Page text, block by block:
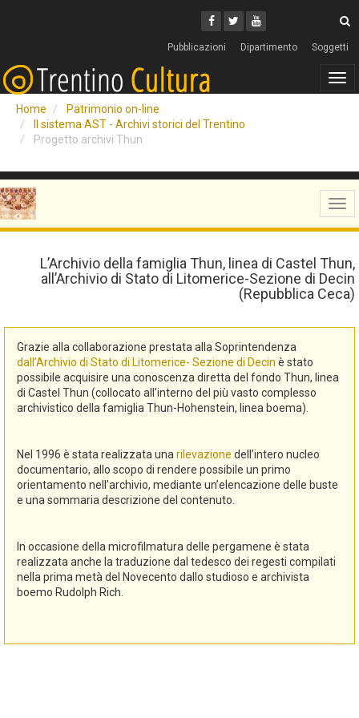
Facebook
Twitter
Youtube
Pubblicazioni Dipartimento Soggetti
Home
Patrimonio on-line
Il sistema AST - Archivi storici del Trentino
Progetto archivi Thun
L’Archivio della famiglia Thun, linea di Castel Thun,
all’Archivio di Stato di Litomerice-Sezione di Decin
(Repubblica Ceca)
Grazie alla collaborazione prestata alla Soprintendenza
dall’Archivio di Stato di Litomerice- Sezione di Decin è stato
possibile acquisire una conoscenza diretta del fondo Thun, linea
di Castel Thun (collocato all’interno del più vasto complesso
archivistico della famiglia Thun-Hohenstein, linea boema).
Nel 1996 è stata realizzata una rilevazione dell’intero nucleo
documentario, allo scopo di rendere possibile un primo
orientamento nell’archivio, mediante un’elencazione delle buste
e una sommaria descrizione del contenuto.
In occasione della microfilmatura delle pergamene è stata
realizzata anche la traduzione dal tedesco dei regesti compilati
nella prima metà del Novecento dallo studioso e archivista
boemo Rudolph Rich.